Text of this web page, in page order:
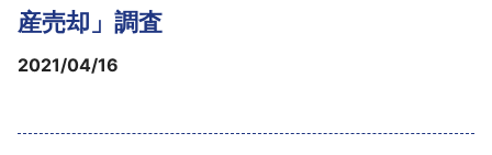
導入事例
産売却」調査
2021/04/16